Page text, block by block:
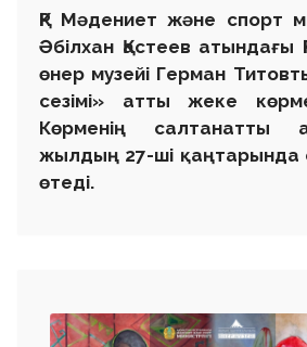
ҚР Мәдениет және спорт
Әбілхан Қастеев атындағы
өнер музейі Герман
сезімі» атты жеке
Көрменің салтанатты
жылдың 27-ші қаңтарында
өтеді.